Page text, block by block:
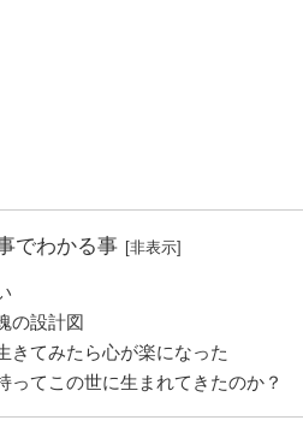
でわかる事
の設計図
きてみたら心が楽になった
ってこの世に生まれてきたのか？